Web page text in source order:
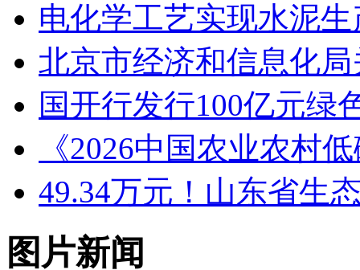
电化学工艺实现水泥
北京市经济和信息化
国开行发行100亿元绿
《2026中国农业农村
49.34万元！山东省生
图片新闻